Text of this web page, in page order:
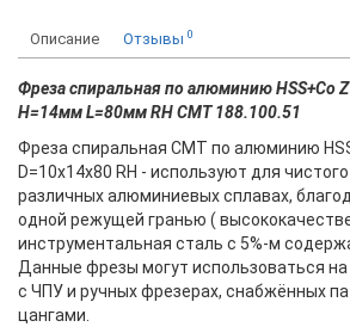
Описание Отзывы 0
Фреза спиральная по алюминию HSS+Co
H=14мм L=80мм RH CMT 188.100.51
Фреза спиральная CMT по алюминию
D=10x14x80 RH - используют для
различных алюминиевых сплавах,
одной режущей гранью (
инструментальная сталь с 5%-м
Данные фрезы могут использоваться
с ЧПУ и ручных фрезерах, снабжённых
цангами.